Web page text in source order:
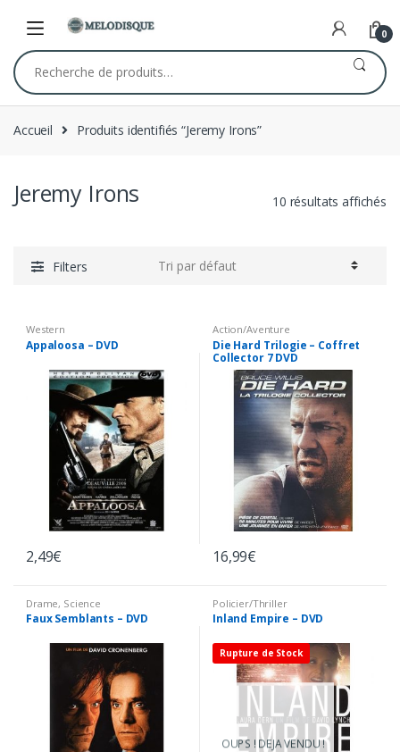
navigation
content
0
Recherche
pour :
Accueil Produits identifiés “Jeremy Irons”
Jeremy Irons 10 résultats affichés
Filters
Western
Appaloosa – DVD
2,49€
Action/Aventure
Die Hard Trilogie – Coffret
Collector 7 DVD
16,99€
Drame, Science
Fiction/Fantastique
Faux Semblants – DVD
Policier/Thriller
Inland Empire – DVD
Rupture de Stock
OUPS ! DEJA VENDU !